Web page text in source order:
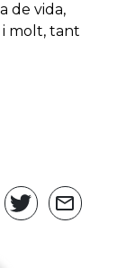
de vida,
i molt, tant